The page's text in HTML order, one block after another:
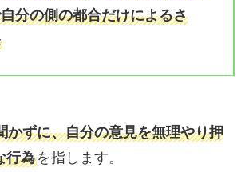
分の側の都合だけによるさ
かずに、自分の意見を無理やり押
行為を指します。